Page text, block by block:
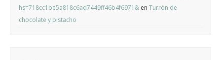
hs=718cc1be5a818c6ad7449ff46b4f6971& en Turrón de
chocolate y pistacho